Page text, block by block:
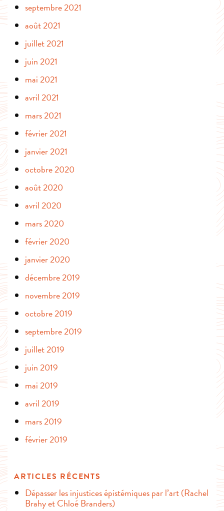
septembre 2021
août 2021
juillet 2021
juin 2021
mai 2021
avril 2021
mars 2021
février 2021
janvier 2021
octobre 2020
août 2020
avril 2020
mars 2020
février 2020
janvier 2020
décembre 2019
novembre 2019
octobre 2019
septembre 2019
juillet 2019
juin 2019
mai 2019
avril 2019
mars 2019
février 2019
ARTICLES RÉCENTS
Dépasser les injustices épistémiques par l’art (Rachel
Brahy et Chloé Branders)